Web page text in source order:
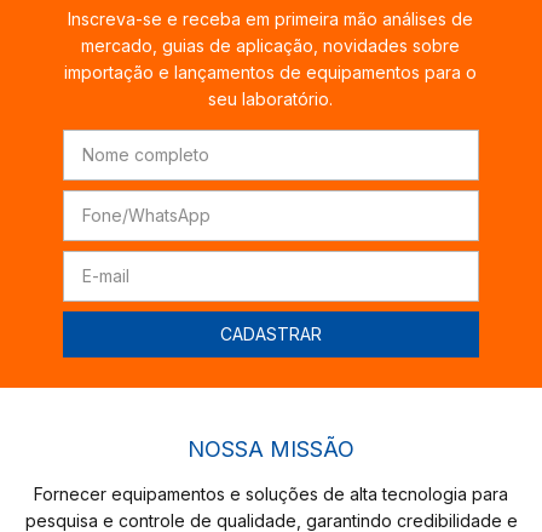
Inscreva-se e receba em primeira mão análises de
mercado, guias de aplicação, novidades sobre
importação e lançamentos de equipamentos para o
seu laboratório.
NOSSA MISSÃO
Fornecer equipamentos e soluções de alta tecnologia para
pesquisa e controle de qualidade, garantindo credibilidade e